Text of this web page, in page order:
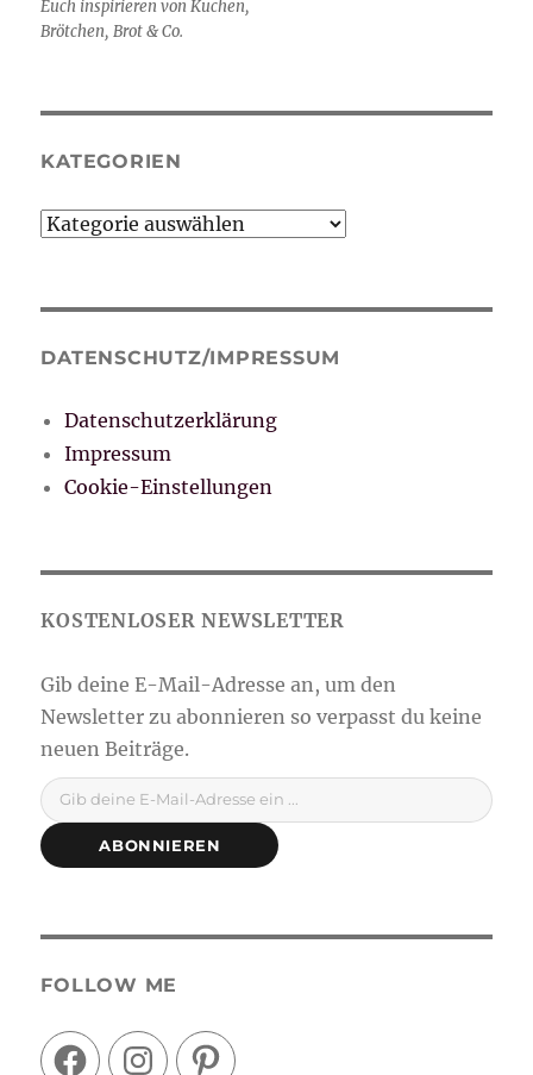
Euch inspirieren von Kuchen,
Brötchen, Brot & Co.
KATEGORIEN
Kategorien
DATENSCHUTZ/IMPRESSUM
Datenschutzerklärung
Impressum
Cookie-Einstellungen
Gib deine E-Mail-Adresse ein ...
ABONNIEREN
FOLLOW ME
FacebookInstagramPinterest